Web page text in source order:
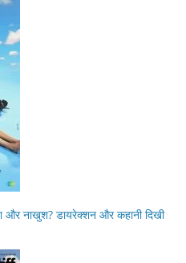
और नाखुश? डायरेक्शन और कहानी दिखी